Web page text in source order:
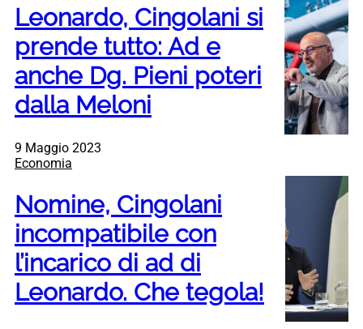
Leonardo, Cingolani si
prende tutto: Ad e
anche Dg. Pieni poteri
dalla Meloni
9 Maggio 2023
Economia
Nomine, Cingolani
incompatibile con
l’incarico di ad di
Leonardo. Che tegola!